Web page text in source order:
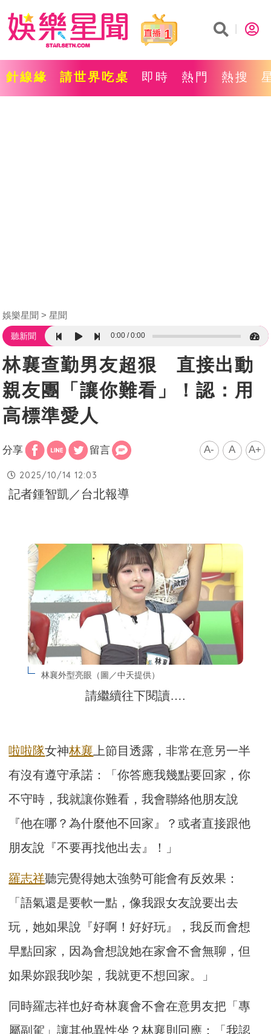
1
針線緣 請世界吃桌 即時 熱門 熱搜
娛樂星聞 星聞
聽新聞 0:00 0:00
林襄查勤男友超狠 直接出動
親友團「讓你難看」！認：用
高標準愛人
分享 留言 A- A A+
2025/10/14 12:03
記者鍾智凱／台北報導
林襄外型亮眼（圖／中天提供）
請繼續往下閱讀….
啦啦隊女神林襄上節目透露，非常在意另一半
有沒有遵守承諾：「你答應我幾點要回家，你
不守時，我就讓你難看，我會聯絡他朋友說
『他在哪？為什麼他不回家』？或者直接跟他
朋友說『不要再找他出去』！」
羅志祥聽完覺得她太強勢可能會有反效果：
「語氣還是要軟一點，像我跟女友說要出去
玩，她如果說『好啊！好好玩』，我反而會想
早點回家，因為會想說她在家會不會無聊，但
如果妳跟我吵架，我就更不想回家。」
同時羅志祥也好奇林襄會不會在意男友把「專
屬副駕」讓其他異性坐？林襄則回應：「我認